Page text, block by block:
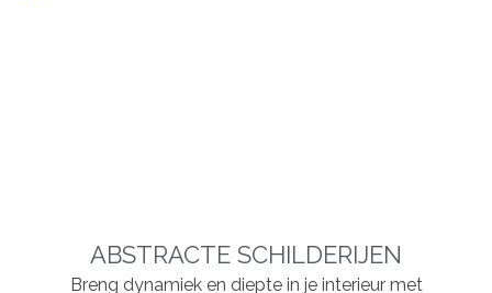
ABSTRACTE SCHILDERIJEN
Breng dynamiek en diepte in je interieur met